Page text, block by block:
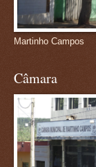
Martinho Campos
Câmara